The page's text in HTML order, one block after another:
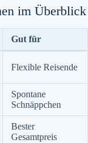
im Überblick
Gut für
Flexible Reisende
Spontane
Schnäppchen
Bester
Gesamtpreis